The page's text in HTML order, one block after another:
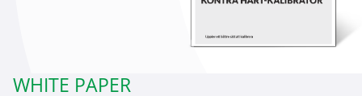
WHITE PAPER